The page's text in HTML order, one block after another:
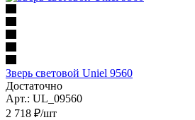
Зверь световой Uniel 9560
Достаточно
Арт.: UL_09560
2 718 ₽/шт